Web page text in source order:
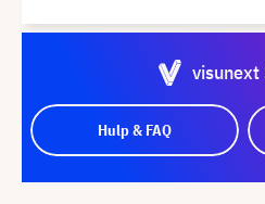
visunext
Hulp & FAQ